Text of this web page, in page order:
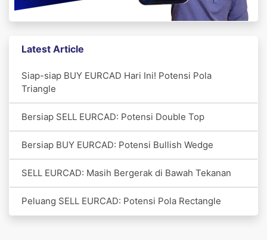
Latest Article
Siap-siap BUY EURCAD Hari Ini! Potensi Pola
Triangle
Bersiap SELL EURCAD: Potensi Double Top
Bersiap BUY EURCAD: Potensi Bullish Wedge
SELL EURCAD: Masih Bergerak di Bawah Tekanan
Peluang SELL EURCAD: Potensi Pola Rectangle